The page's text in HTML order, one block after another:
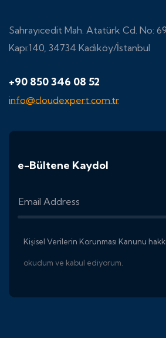
Sahrayıcedit Mah. Atatürk Cd. No:
Kapı:140, 34734 Kadıköy/İstanbul
+90 850 346 08 52
info@cloudexpert.com.tr
e-Bültene Kaydol
Kişisel Verilerin Korunması Kanunu
okudum ve kabul ediyorum.